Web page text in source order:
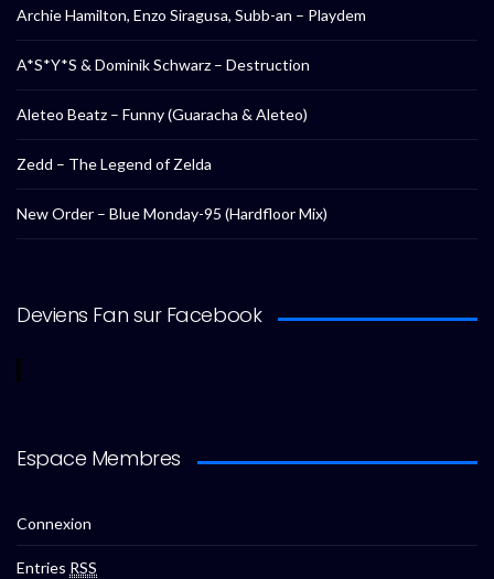
Archie Hamilton, Enzo Siragusa, Subb-an – Playdem
A*S*Y*S & Dominik Schwarz – Destruction
Aleteo Beatz – Funny (Guaracha & Aleteo)
Zedd – The Legend of Zelda
New Order – Blue Monday-95 (Hardfloor Mix)
Deviens Fan sur Facebook
Espace Membres
Connexion
Entries RSS